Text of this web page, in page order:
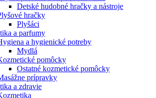
Detské hudobné hračky a nástroje
hračky
Plyšáci
a parfumy
a hygienické potreby
Mydlá
pomôcky
Ostatné kozmetické pomôcky
prípravky
a zdravie